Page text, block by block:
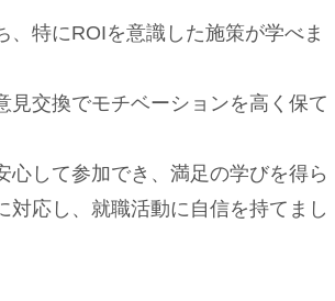
特にROIを意識した施策が学べま
交換でモチベーションを高く保て
して参加でき、満足の学びを得ら
応し、就職活動に自信を持てまし